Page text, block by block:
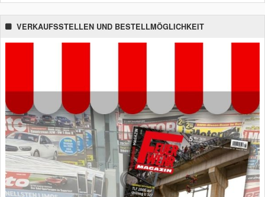
VERKAUFSSTELLEN UND BESTELLMÖGLICHKEIT